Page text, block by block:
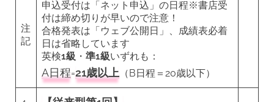
注
記
申込受付は「ネット申込」の日程※書店受
付は締め切りが早いので注意！
合格発表は「ウェブ公開日」、成績表必着
日は省略しています
英検1級 ・ 準1級いずれも：
A日程=21歳以上 （B日程＝20歳以下）